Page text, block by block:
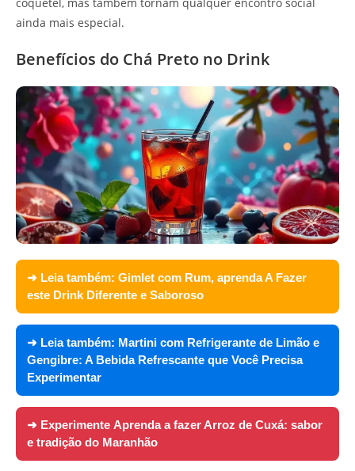
ainda mais especial.
Benefícios do Chá Preto no Drink
➜ Leia também: Gimlet com Rum, aprenda A Fazer
este Drink Diferente e Saboroso
➜ Leia também: Martini com Refrigerante de Limão e
Gengibre: A Bebida Refrescante que Você Precisa
Experimentar
➜ Experimente Aprenda a fazer Arroz de Cuxá: sabor
e tradição do Maranhão